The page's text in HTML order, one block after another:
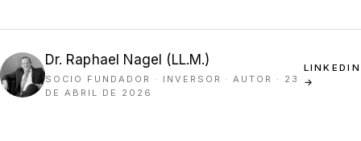
Dr. Raphael Nagel (LL.M.)
SOCIO FUNDADOR · INVERSOR · AUTOR
· 23
DE ABRIL DE 2026
LINKEDIN
→